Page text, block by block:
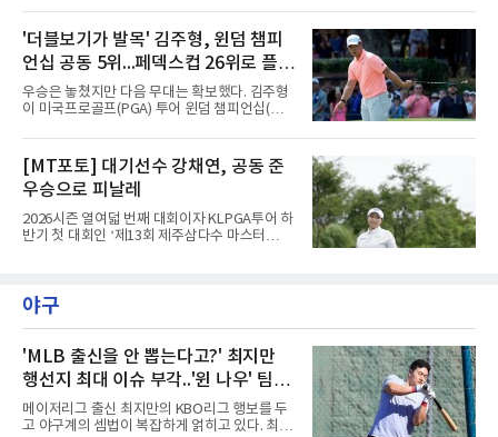
지 이후 150위까지 떨어진 바 있다. 그러나 6월
US오픈 3위로 부활의 신호
병훈은 10일(한국시간) 미국 뉴저지주 베드민스
터의 트럼프 내셔널 골프 클럽 베드민스터(파
71)에서 열린 최종 4라운드에서 버디 5개와 보
기 3개를 묶어 2언더파 69타를 쳤다. 최종 합계
7언더파 277타로 5위, 우승자 호아킨 니만(칠레
·16언더파 268타)과는 9타 차였다.기록의 의미
가 크다. 올해 LIV 골프로 이적해 새로 만들어진
위를 뛰어넘는 최고 성적을 냈다. 당시 그는
2022년 출범한 LIV 골프에서
'더블보기가 발목' 김주형, 윈덤 챔피
언십 공동 5위...페덱스컵 26위로 플레
이오프행
우승은 놓쳤지만 다음 무대는 확보했다. 김주형
이 미국프로골프(PGA) 투어 윈덤 챔피언십(총
10일(한국시간) 미국 노스캐롤라이나주 그린즈
버러의 세지필드 컨트리클럽(파70)에서 열린 최
종 4라운드에서 버디 3개를 잡았으나 보기 1개
와 더블보기 1개가 나오며 이븐파 70타에 그쳤
다. 최종 합계 15언더파 265타로 해리 홀(잉글랜
드)과 공동 5위였다. 우승자 마이클 브레넌(미국
·22언더파 258타)과는 7타 차다.기회는 있었다.
에 1타 뒤진 3위로 시즌 2승을 노렸다. 그러나 마
지막 날 타수를 줄이지 못하며
[MT포토] 대기선수 강채연, 공동 준
우승으로 피날레
2026시즌 열여덟 번째 대회이자 KLPGA투어 하
반기 첫 대회인 ‘제13회 제주삼다수 마스터
드 경기가 펼쳐졌다.강채연이 18번 홀에서 경기
하고 있다.
야구
'MLB 출신을 안 뽑는다고?' 최지만
행선지 최대 이슈 부각..'윈 나우' 팀들
눈독 전망 속 1라운드 픽 외면 시각도
메이저리그 출신 최지만의 KBO리그 행보를 두
고 야구계의 셈법이 복잡하게 얽히고 있다. 최근